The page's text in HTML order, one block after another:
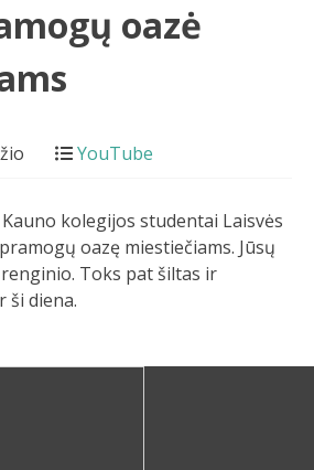
oazė
YouTube
kolegijos studentai Laisvės
oazę miestiečiams. Jūsų
Toks pat šiltas ir
ši diena.